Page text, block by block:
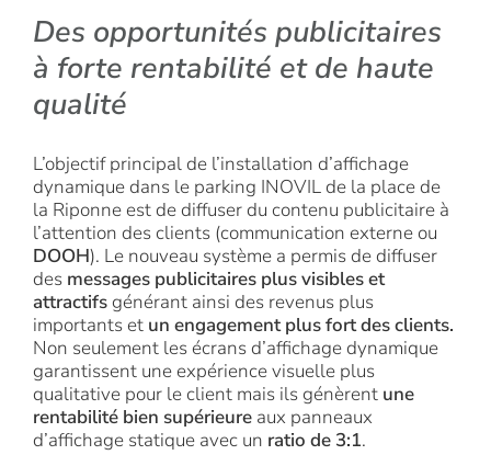
Des opportunités publicitaires
à forte rentabilité et de haute
qualité
L’objectif principal de l’installation d’affichage
dynamique dans le parking INOVIL de la place de
la Riponne est de diffuser du contenu publicitaire à
l’attention des clients (communication externe ou
DOOH). Le nouveau système a permis de diffuser
des messages publicitaires plus visibles et
attractifsgénérant ainsi des revenus plus
importants et un engagement plus fort des clients.
Non seulement les écrans d’affichage dynamique
garantissent une expérience visuelle plus
qualitative pour le client mais ils génèrent une
rentabilité bien supérieure aux panneaux
d’affichage statique avec un ratio de 3:1.